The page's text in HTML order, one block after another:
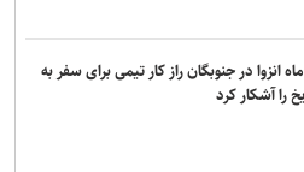
دفاع را می‌دید
از منظومه قدرت ملی است
ماه انزوا در جنوبگان راز کار تیمی برای سفر به
را آشکار کرد